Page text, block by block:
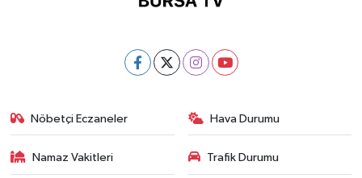
Nöbetçi Eczaneler Hava Durumu
Namaz Vakitleri Trafik Durumu